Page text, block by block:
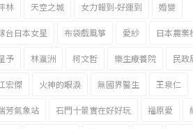
林 天空之城 女力報到-好運到 婚變
台日本女星 布袋戲風箏 愛紗 日本農業
予 林瀛洲 柯文哲 樂生療養院 民政
宏傑 火神的眼淚 無國界醫生 王泉仁
芳氣象站 石門十景實在好好玩 福原愛